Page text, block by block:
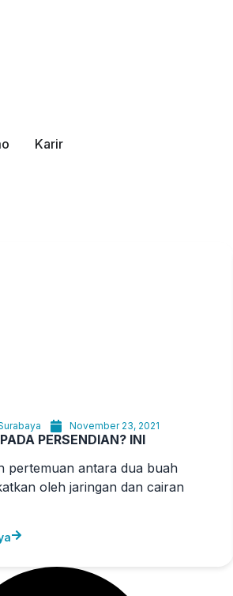
Karir
November 23, 2021
PERSENDIAN? INI
pertemuan antara dua buah
oleh jaringan dan cairan